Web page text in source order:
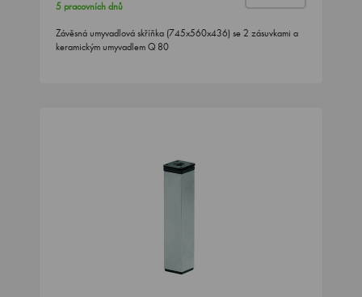
5 pracovních dnů
Závěsná umyvadlová skříňka (745x560x436) se 2 zásuvkami a
keramickým umyvadlem Q 80